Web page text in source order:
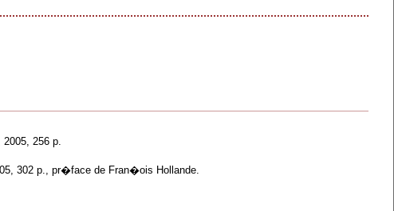
256 p.
302 p., pr�face de Fran�ois Hollande.